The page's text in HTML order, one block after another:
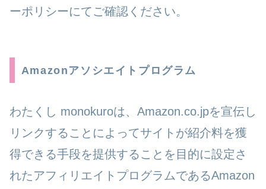
ーポリシーにてご確認ください。
Amazonアソシエイトプログラム
わたくし monokuroは、Amazon.co.jpを宣伝し
リンクすることによってサイトが紹介料を獲
得できる手段を提供することを目的に設定さ
れたアフィリエイトプログラムであるAmazon